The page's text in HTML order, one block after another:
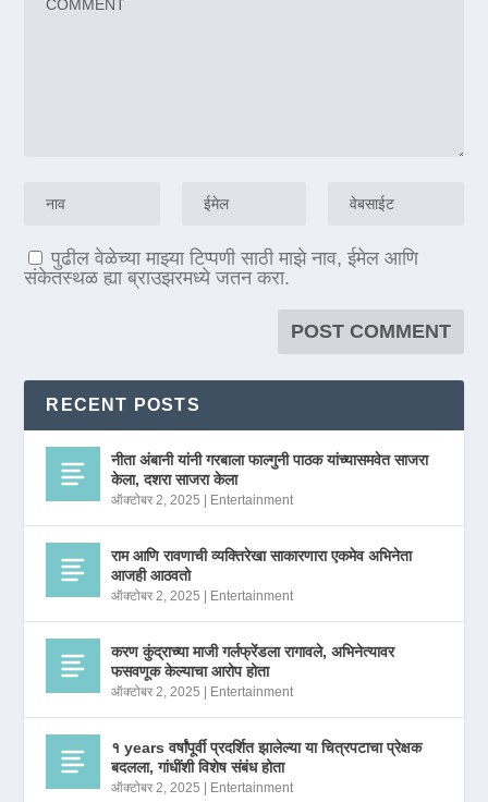
पुढील वेळेच्या माझ्या टिप्पणी साठी माझे नाव, ईमेल आणि
संकेतस्थळ ह्या ब्राउझरमध्ये जतन करा.
RECENT POSTS
नीता अंबानी यांनी गरबाला फाल्गुनी पाठक यांच्यासमवेत साजरा
केला, दशरा साजरा केला
ऑक्टोबर 2, 2025 Entertainment
राम आणि रावणाची व्यक्तिरेखा साकारणारा एकमेव अभिनेता
आजही आठवतो
ऑक्टोबर 2, 2025 Entertainment
करण कुंद्राच्या माजी गर्लफ्रेंडला रागावले, अभिनेत्यावर
फसवणूक केल्याचा आरोप होता
ऑक्टोबर 2, 2025 Entertainment
१ years वर्षांपूर्वी प्रदर्शित झालेल्या या चित्रपटाचा प्रेक्षक
बदलला, गांधींशी विशेष संबंध होता
ऑक्टोबर 2, 2025 Entertainment